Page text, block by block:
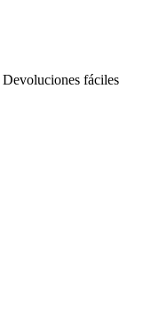
Devoluciones fáciles